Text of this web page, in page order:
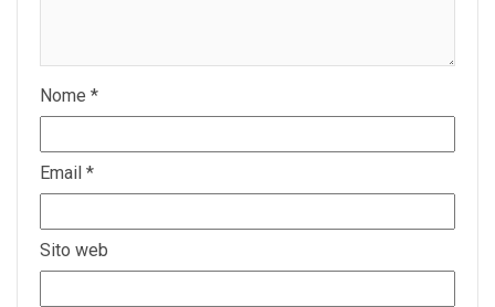
Nome *
Email *
Sito web